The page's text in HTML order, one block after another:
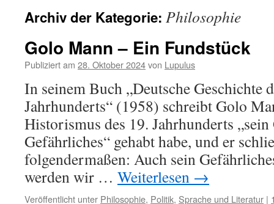
Archiv der Kategorie: Philosophie
Golo Mann – Ein Fundstück
Publiziert am 28. Oktober 2024von Lupulus
In seinem Buch „Deutsche Geschichte
Jahrhunderts“ (1958) schreibt Golo
Historismus des 19. Jahrhunderts „sein
Gefährliches“ gehabt habe, und er
folgendermaßen: Auch sein
werden wir … Weiterlesen →
Veröffentlicht unter Philosophie, Politik, Sprache und Literatur |